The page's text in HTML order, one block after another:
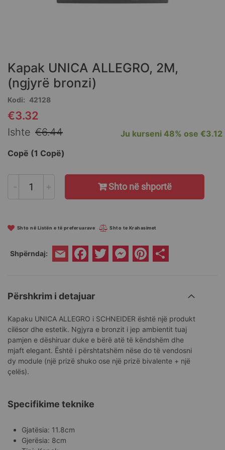
beginning
of
the
images
gallery
Kapak UNICA ALLEGRO, 2M,
(ngjyrë bronzi)
Kodi
42128
Special
€3.32
Ishte €6.44 Ju kurseni 48% ose €3.12
Copë (1 Copë)
- + Shto në shportë
Shto në Listën e të preferuarave Shto te Krahasimet
Shpërndaj: Email Facebook
Twitter Messenger
Pinterest
Përshkrim i detajuar
Kapaku UNICA ALLEGRO i SCHNEIDER është një produkt
cilësor dhe estetik. Ngjyra e bronzit i jep ambientit tuaj
pamjen e dëshiruar duke e bërë atë të këndshëm dhe
mjaft elegant. Është i përshtatshëm nëse do të vendosni
dy module (një prizë shuko ose një prizë bivalente + një
çelës).
Specifikime teknike
Gjatësia: 11.8cm
Gjerësia: 8cm